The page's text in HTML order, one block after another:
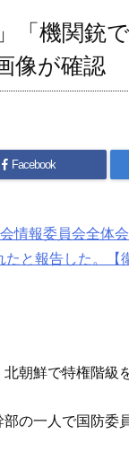
「機関銃
像が確認
Facebook
情報委員会全体
と報告した。
朝鮮で特権階級
の一人で国防委